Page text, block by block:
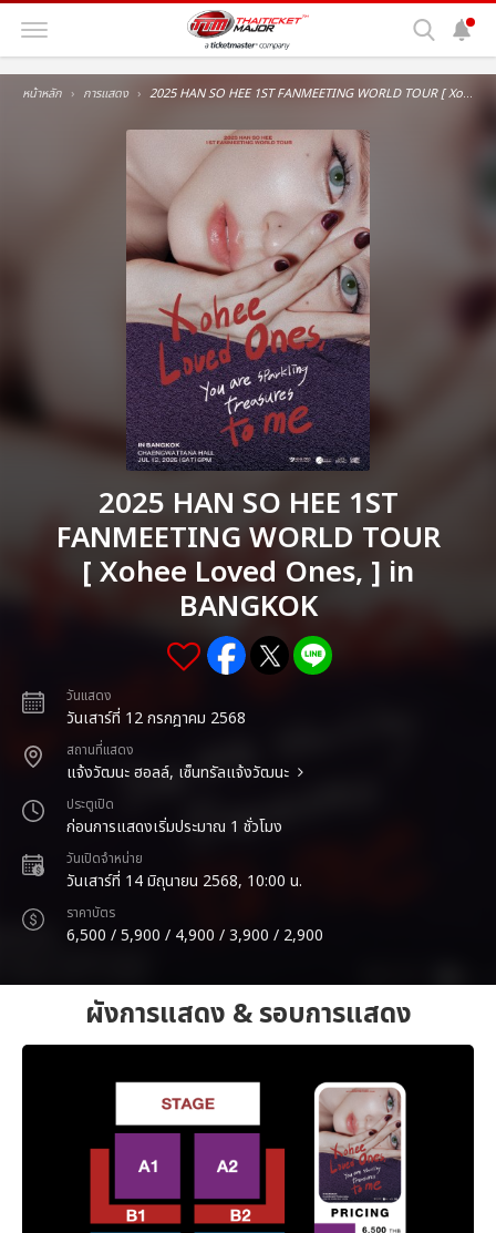
หน้าหลัก การแสดง 2025 HAN SO HEE 1ST FANMEETING WORLD TOUR [ Xohee Loved Ones, ] in BANGKOK
2025 HAN SO HEE 1ST
FANMEETING WORLD TOUR
[ Xohee Loved Ones, ] in
BANGKOK
วันแสดง
วันเสาร์ที่ 12 กรกฎาคม 2568
สถานที่แสดง
แจ้งวัฒนะ ฮอลล์, เซ็นทรัลแจ้งวัฒนะ
ประตูเปิด
ก่อนการแสดงเริ่มประมาณ 1 ชั่วโมง
วันเปิดจำหน่าย
วันเสาร์ที่ 14 มิถุนายน 2568, 10:00 น.
ราคาบัตร
6,500 / 5,900 / 4,900 / 3,900 / 2,900
ผังการแสดง & รอบการแสดง